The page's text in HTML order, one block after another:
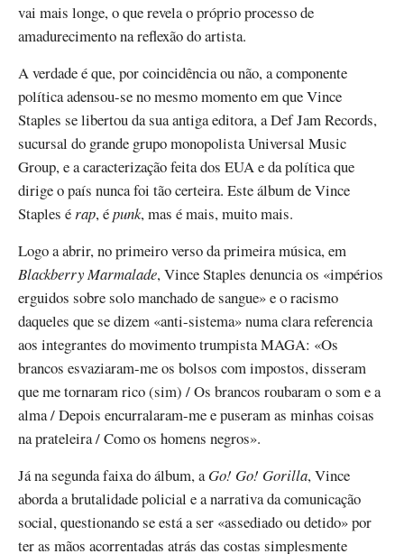
vai mais longe, o que revela o próprio processo de
amadurecimento na reflexão do artista.
A verdade é que, por coincidência ou não, a componente
política adensou-se no mesmo momento em que Vince
Staples se libertou da sua antiga editora, a Def Jam Records,
sucursal do grande grupo monopolista Universal Music
Group, e a caracterização feita dos EUA e da política que
dirige o país nunca foi tão certeira. Este álbum de Vince
Staples érap, épunk, mas é mais, muito mais.
Logo a abrir, no primeiro verso da primeira música, em
Blackberry Marmalade, Vince Staples denuncia os «impérios
erguidos sobre solo manchado de sangue» e o racismo
daqueles que se dizem «anti-sistema» numa clara referencia
aos integrantes do movimento trumpista MAGA: «Os
brancos esvaziaram-me os bolsos com impostos, disseram
que me tornaram rico (sim) / Os brancos roubaram o som e a
alma / Depois encurralaram-me e puseram as minhas coisas
na prateleira / Como os homens negros».
Já na segunda faixa do álbum, aGo! Go! Gorilla, Vince
aborda a brutalidade policial e a narrativa da comunicação
social, questionando se está a ser «assediado ou detido» por
ter as mãos acorrentadas atrás das costas simplesmente